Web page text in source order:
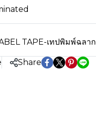
TAPE-เทปพิมพ์ฉลาก
Share